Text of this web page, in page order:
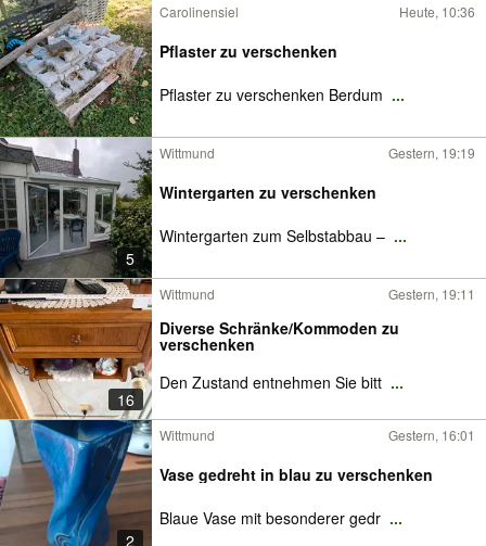
Carolinensiel Heute, 10:36
Pflaster zu verschenken
Pflaster zu verschenken Berdum ...
5
Wittmund Gestern, 19:19
Wintergarten zu verschenken
Wintergarten zum Selbstabbau – ...
16
Wittmund Gestern, 19:11
Diverse Schränke/Kommoden zu
verschenken
Den Zustand entnehmen Sie bitt ...
2
Wittmund Gestern, 16:01
Vase gedreht in blau zu verschenken
Blaue Vase mit besonderer gedr ...